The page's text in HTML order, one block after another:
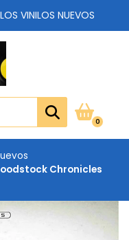
VINILOS NUEVOS
0
Chronicles